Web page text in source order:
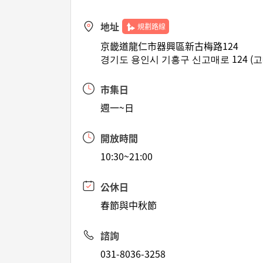
地址 規劃路線
京畿道龍仁市器興區新古梅路124
경기도 용인시 기흥구 신고매로 124 (
市集日
週一~日
開放時間
10:30~21:00
公休日
春節與中秋節
諮詢
031-8036-3258